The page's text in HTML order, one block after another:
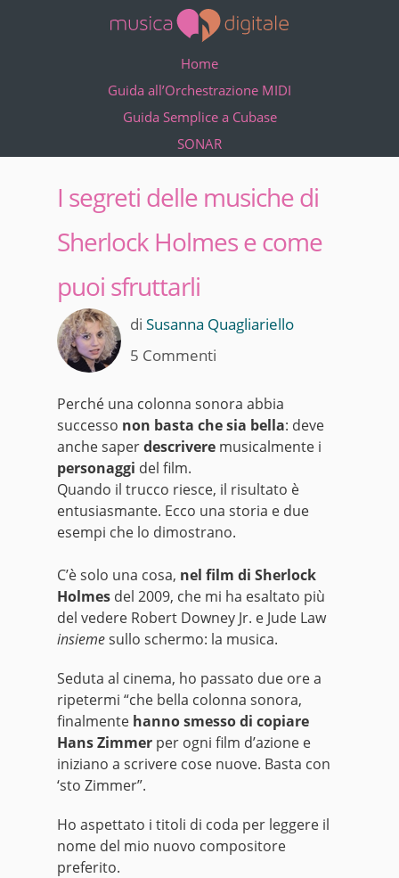
Home
Guida all’Orchestrazione MIDI
Guida Semplice a Cubase
SONAR
I segreti delle musiche di
Sherlock Holmes e come
puoi sfruttarli
di Susanna Quagliariello
5 Commenti
Perché una colonna sonora abbia
successo non basta che sia bella: deve
anche saperdescrivere musicalmente i
personaggi del film.
Quando il trucco riesce, il risultato è
entusiasmante. Ecco una storia e due
esempi che lo dimostrano.
C’è solo una cosa, nel film di Sherlock
Holmes del 2009, che mi ha esaltato più
del vedere Robert Downey Jr. e Jude Law
insiemesullo schermo: la musica.
Seduta al cinema, ho passato due ore a
ripetermi “che bella colonna sonora,
finalmente hanno smesso di copiare
Hans Zimmer per ogni film d’azione e
iniziano a scrivere cose nuove. Basta con
‘sto Zimmer”.
Ho aspettato i titoli di coda per leggere il
nome del mio nuovo compositore
preferito.